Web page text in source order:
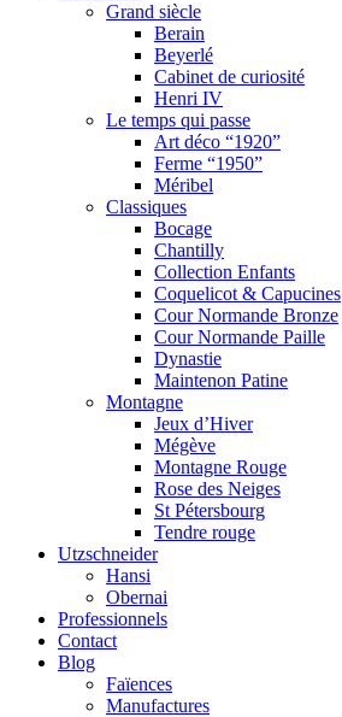
Grand siècle
Berain
Beyerlé
Cabinet de curiosité
Henri IV
Le temps qui passe
Art déco “1920”
Ferme “1950”
Méribel
Classiques
Bocage
Chantilly
Collection Enfants
Coquelicot & Capucines
Cour Normande Bronze
Cour Normande Paille
Dynastie
Maintenon Patine
Montagne
Jeux d’Hiver
Mégève
Montagne Rouge
Rose des Neiges
St Pétersbourg
Tendre rouge
Utzschneider
Hansi
Obernai
Professionnels
Contact
Blog
Faïences
Manufactures